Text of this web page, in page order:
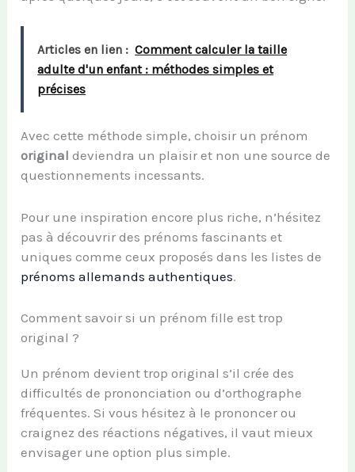
Articles en lien : Comment calculer la taille
adulte d'un enfant : méthodes simples et
précises
Avec cette méthode simple, choisir un prénom
original deviendra un plaisir et non une source de
questionnements incessants.
Pour une inspiration encore plus riche, n’hésitez
pas à découvrir des prénoms fascinants et
uniques comme ceux proposés dans les listes de
prénoms allemands authentiques.
Comment savoir si un prénom fille est trop
original ?
Un prénom devient trop original s’il crée des
difficultés de prononciation ou d’orthographe
fréquentes. Si vous hésitez à le prononcer ou
craignez des réactions négatives, il vaut mieux
envisager une option plus simple.